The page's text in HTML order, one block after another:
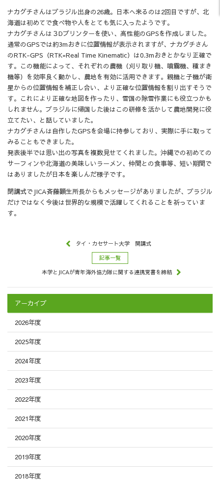
ナカグチさんはブラジル出身の26歳。日本へ来るのは2回目ですが、北
海道は初めてで食べ物や人をとても気に入ったようです。
ナカグチさんは３Dプリンターを使い、高性能のGPSを作成しました。
通常のGPSでは約3mおきに位置情報が表示されますが、ナカグチさん
のRTK-GPS（RTK=Real Time Kinematic）は0.3mおきとかなり正確で
す。この機能によって、それぞれの農機（刈り取り機、噴霧機、種まき
機等）を効率良く動かし、農地を有効に活用できます。親機と子機が衛
星からの位置情報を補正し合い、より正確な位置情報を割り出すそうで
す。これにより正確な地図を作ったり、雪国の除雪作業にも役立つかも
しれません。ブラジルに帰国した後はこの研修を活かして農地開発に役
立てたい、と話していました。
ナカグチさんは自作したGPSを会場に持参しており、実際に手に取って
みることもできました。
発表後半では思い出の写真を複数見せてくれました。沖縄での初めての
サーフィンや北海道の美味しいラーメン、仲間との食事等、短い期間で
はありましたが日本を楽しんだ様子です。
閉講式でJICA斉藤顕生所長からもメッセージがありましたが、ブラジル
だけではなく今後は世界的な規模で活躍してくれることを祈っていま
す。
タイ・カセサート大学 開講式
記事一覧
本学とJICAが青年海外協力隊に関する連携覚書を締結
アーカイブ
2026年度
2025年度
2024年度
2023年度
2022年度
2021年度
2020年度
2019年度
2018年度